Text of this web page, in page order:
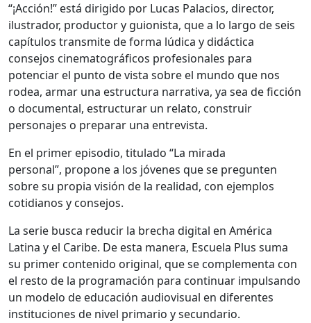
“¡Acción!” está dirigido por Lucas Palacios, director,
ilustrador, productor y guionista, que a lo largo de seis
capítulos transmite de forma lúdica y didáctica
consejos cinematográficos profesionales para
potenciar el punto de vista sobre el mundo que nos
rodea, armar una estructura narrativa, ya sea de ficción
o documental, estructurar un relato, construir
personajes o preparar una entrevista.
En el primer episodio, titulado “La mirada
personal”, propone a los jóvenes que se pregunten
sobre su propia visión de la realidad, con ejemplos
cotidianos y consejos.
La serie busca reducir la brecha digital en América
Latina y el Caribe. De esta manera, Escuela Plus suma
su primer contenido original, que se complementa con
el resto de la programación para continuar impulsando
un modelo de educación audiovisual en diferentes
instituciones de nivel primario y secundario.